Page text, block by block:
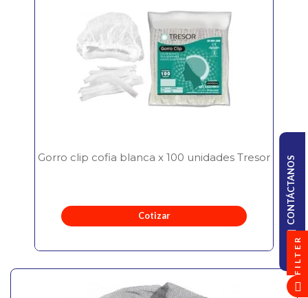
Gorro clip cofia blanca x 100 unidades Tresor
Cotizar CONTÁCTANOS
FILTER